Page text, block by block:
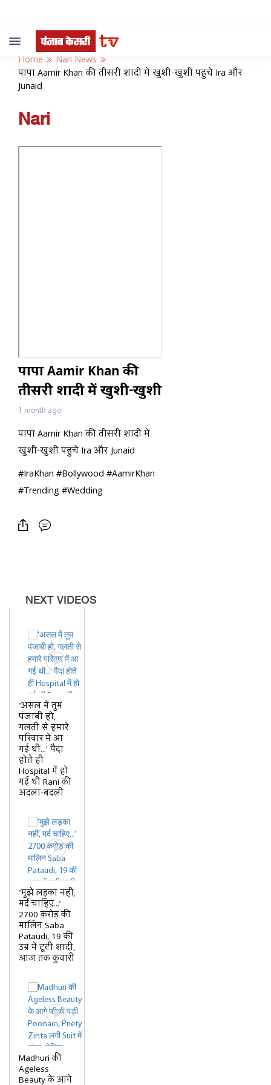
Toggle
navigation
Home
Nari News
पापा Aamir Khan की तीसरी शादी में खुशी-खुशी पहुंचे Ira और
Junaid
Nari
पापा Aamir Khan की
तीसरी शादी में खुशी-खुशी
पहुंचे Ira और Junaid
1 month ago
पापा Aamir Khan की तीसरी शादी में
खुशी-खुशी पहुंचे Ira और Junaid
#IraKhan #Bollywood #AamirKhan
#Trending #Wedding
NEXT VIDEOS
'असल में तुम
पंजाबी हो,
गलती से हमारे
परिवार में आ
गई थी...' पैदा
होते ही
Hospital में हो
गई थी Rani की
अदला-बदली
'मुझे लड़का नहीं,
मर्द चाहिए...'
2700 करोड़ की
मालिन Saba
Pataudi, 19 की
उम्र में टूटी शादी,
आज तक कुंवारी
Madhuri की
Ageless
Beauty के आगे